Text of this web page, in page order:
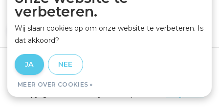
ABONNEER
Algemene voorwaarden
verbeteren.
Wij slaan cookies op om onze website te verbeteren. Is
dat akkoord?
JA NEE
MEER OVER COOKIES »